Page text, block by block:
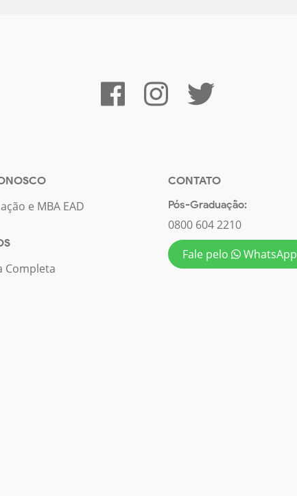
e MBA EAD
Completa
CONTATO
Pós-Graduação:
0800 604 2210
Fale pelo
WhatsApp